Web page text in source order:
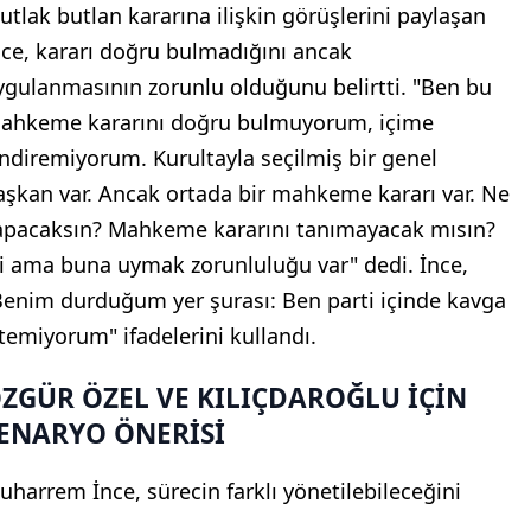
butlan kararına ilişkin görüşlerini paylaşan
kararı doğru bulmadığını ancak
zorunlu olduğunu belirtti. "Ben bu
kararını doğru bulmuyorum, içime
Kurultayla seçilmiş bir genel
var. Ancak ortada bir mahkeme kararı var. Ne
Mahkeme kararını tanımayacak mısın?
ama buna uymak zorunluluğu var" dedi. İnce,
durduğum yer şurası: Ben parti içinde kavga
ifadelerini kullandı.
ÖZEL VE KILIÇDAROĞLU İÇİN
ÖNERİSİ
İnce, sürecin farklı yönetilebileceğini